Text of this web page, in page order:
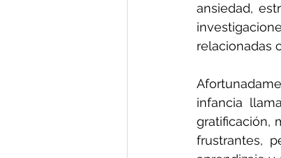
ansiedad,
relacionadas
infancia
gratificación,
frustrantes,